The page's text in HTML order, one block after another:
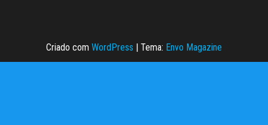
Criado com WordPress | Tema: Envo Magazine